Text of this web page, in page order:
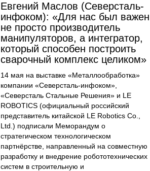
Евгений Маслов (Северсталь-
инфоком): «Для нас был важен
не просто производитель
манипуляторов, а интегратор,
который способен построить
сварочный комплекс целиком»
14 мая на выставке «Металлообработка»
компании «Северсталь-инфоком»,
«Северсталь Стальные Решения» и LE
ROBOTICS (официальный российский
представитель китайской LE Robotics Co.,
Ltd.) подписали Меморандум о
стратегическом технологическом
партнёрстве, направленный на совместную
разработку и внедрение робототехнических
систем в строительную и